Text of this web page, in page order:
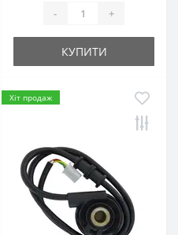
- +
КУПИТИ
Хіт продаж